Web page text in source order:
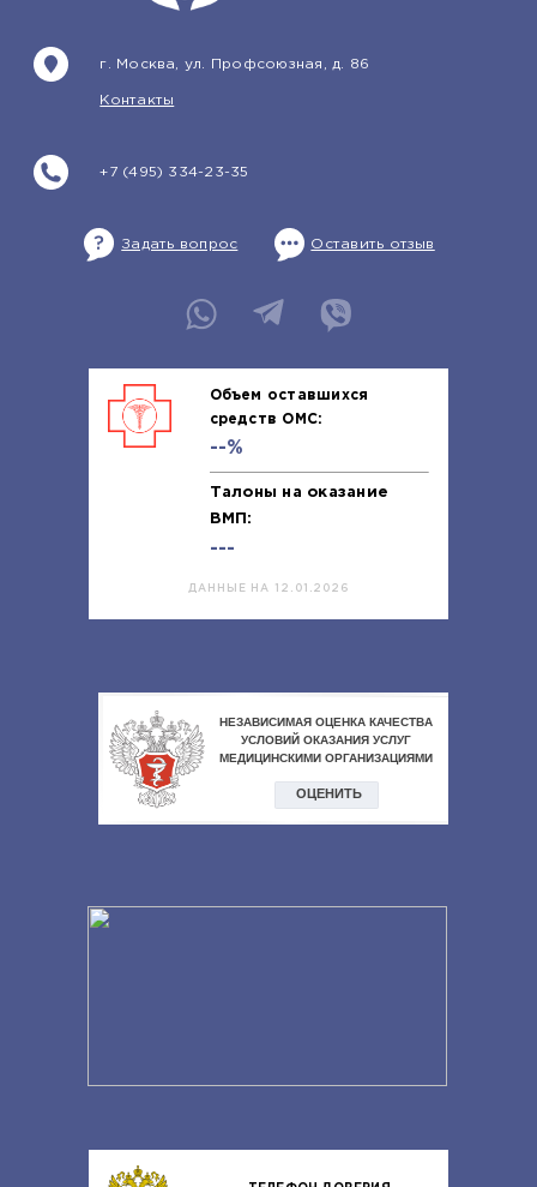
+7 (495) 334-23-35
г. Москва, ул. Профсоюзная, д. 86
Контакты
Задать вопрос Оставить отзыв
Объем оставшихся
средств ОМС:
--%
Талоны на оказание
ВМП:
---
ДАННЫЕ НА 12.01.2026